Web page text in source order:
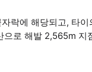
락에 해당되고, 타
으로 해발 2,565m 지